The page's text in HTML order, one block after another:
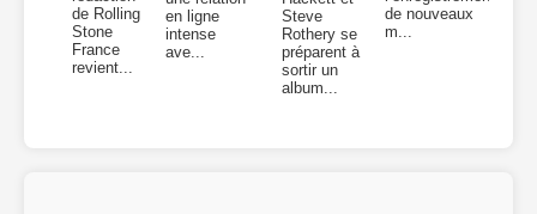
de Rolling
Stone
France
revient...
en ligne
intense
ave...
Steve
Rothery se
préparent à
sortir un
album...
de nouveaux
m...